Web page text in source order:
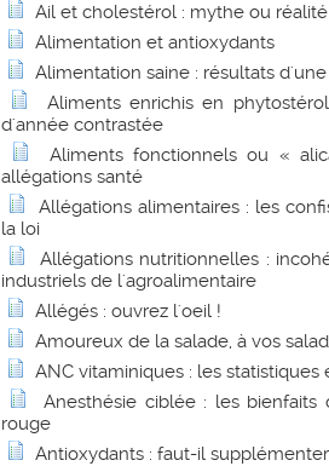
Ail et cholestérol : mythe ou réalité
Alimentation et antioxydants
Alimentation saine : résultats
Aliments enrichis en
d'année contrastée
Aliments fonctionnels ou «
allégations santé
Allégations alimentaires : les
la loi
Allégations nutritionnelles :
industriels de l'agroalimentaire
Allégés : ouvrez l'oeil !
Amoureux de la salade, à vos
ANC vitaminiques : les statistiques
Anesthésie ciblée : les
rouge
Antioxydants : faut-il